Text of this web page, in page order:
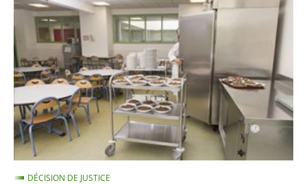
menus
de
substitution
dans
les
cantines
scolaires,
qui
ne
DÉCISION DE JUSTICE